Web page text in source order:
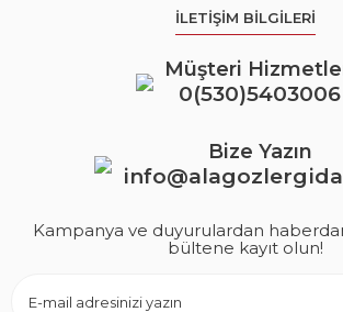
İLETİŞİM BİLGİLERİ
Müşteri
0(530)5403006
Bize Yazın
Kampanya ve duyurulardan
bültene kayıt olun!